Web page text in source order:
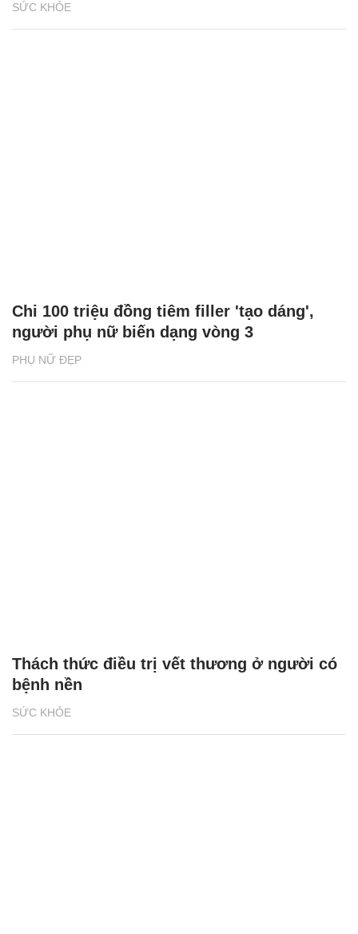
SỨC KHỎE
PHỤ NỮ ĐẸP
Chi 100 triệu đồng tiêm filler 'tạo dáng',
người phụ nữ biến dạng vòng 3
SỨC KHỎE
Thách thức điều trị vết thương ở người có
bệnh nền